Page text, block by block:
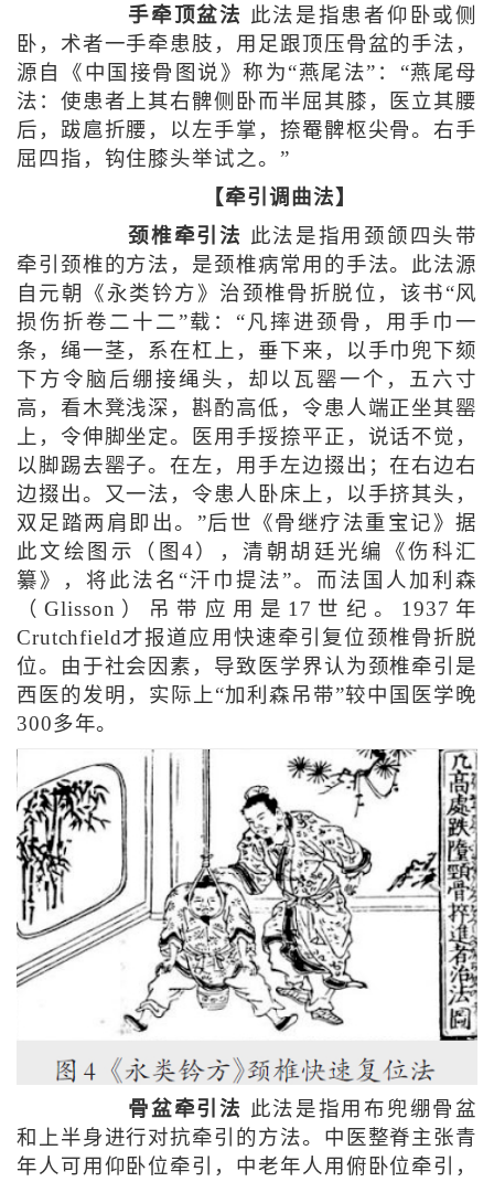
手牵顶盆法 此法是指患者仰卧或侧
卧，术者一手牵患肢，用足跟顶压骨盆的手法，
源自《中国接骨图说》称为“燕尾法”：“燕尾母
法：使患者上其右髀侧卧而半屈其膝，医立其腰
后，跋扈折腰，以左手掌，捺罨髀枢尖骨。右手
屈四指，钩住膝头举试之。”
【牵引调曲法】
颈椎牵引法 此法是指用颈颌四头带
牵引颈椎的方法，是颈椎病常用的手法。此法源
自元朝《永类钤方》治颈椎骨折脱位，该书“风
损伤折卷二十二”载：“凡摔进颈骨，用手巾一
条，绳一茎，系在杠上，垂下来，以手巾兜下颏
下方令脑后绷接绳头，却以瓦罂一个，五六寸
高，看木凳浅深，斟酌高低，令患人端正坐其罂
上，令伸脚坐定。医用手挼捺平正，说话不觉，
以脚踢去罂子。在左，用手左边掇出；在右边右
边掇出。又一法，令患人卧床上，以手挤其头，
双足踏两肩即出。”后世《骨继疗法重宝记》据
此文绘图示（图4），清朝胡廷光编《伤科汇
纂》，将此法名“汗巾提法”。而法国人加利森
（Glisson）吊带应用是17世纪。1937年
Crutchfield才报道应用快速牵引复位颈椎骨折脱
位。由于社会因素，导致医学界认为颈椎牵引是
西医的发明，实际上“加利森吊带”较中国医学晚
300多年。
骨盆牵引法 此法是指用布兜绷骨盆
和上半身进行对抗牵引的方法。中医整脊主张青
年人可用仰卧位牵引，中老年人用俯卧位牵引，